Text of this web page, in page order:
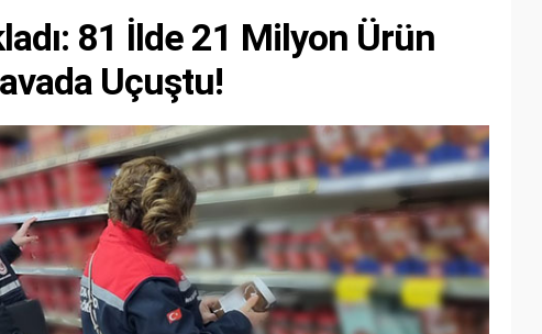
81 İlde 21 Milyon Ürün
Uçuştu!